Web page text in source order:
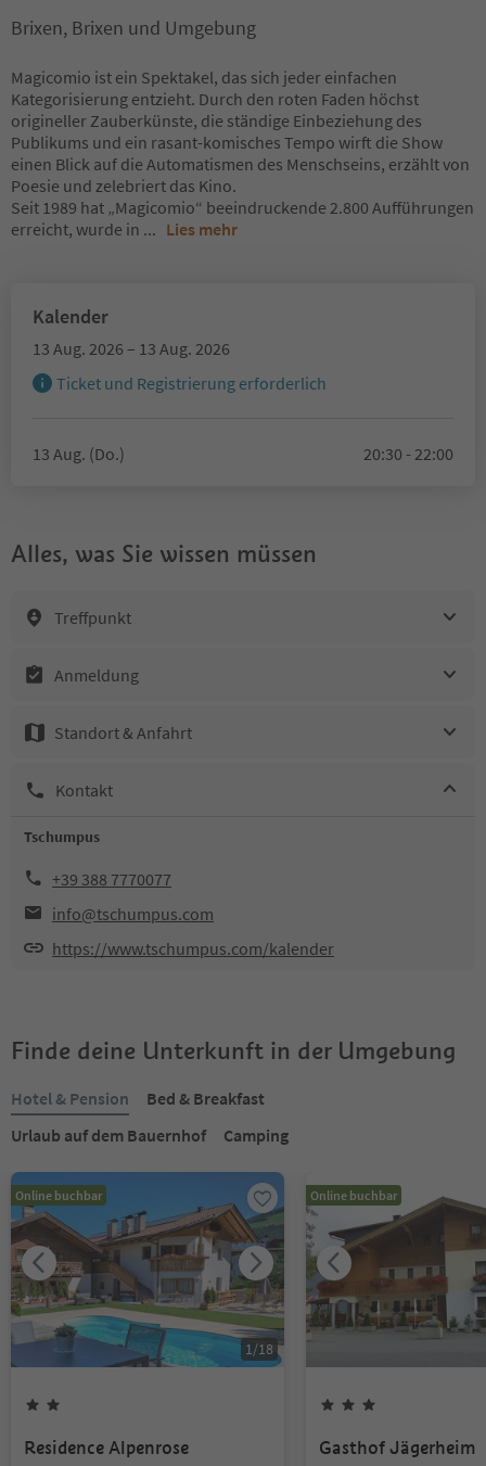
Brixen, Brixen und Umgebung
Magicomio ist ein Spektakel, das sich jeder einfachen
Kategorisierung entzieht. Durch den roten Faden höchst
origineller Zauberkünste, die ständige Einbeziehung des
Publikums und ein rasant-komisches Tempo wirft die Show
einen Blick auf die Automatismen des Menschseins, erzählt von
Poesie und zelebriert das Kino.
Seit 1989 hat „Magicomio“ beeindruckende 2.800 Aufführungen
erreicht, wurde in ... Lies mehr
Kalender
13 Aug. 2026 – 13 Aug. 2026
Ticket und Registrierung erforderlich
13 Aug. (Do.) 20:30 - 22:00
Alles, was Sie wissen müssen
Treffpunkt
Anmeldung
Standort & Anfahrt
Kontakt
Tschumpus
+39 388 7770077
info@tschumpus.com
https://www.tschumpus.com/kalender
Finde deine Unterkunft in der Umgebung
Hotel & Pension
Bed & Breakfast
Urlaub auf dem Bauernhof
Camping
Online buchbar
1/18
Residence Alpenrose
Online buchbar
Gasthof Jägerheim